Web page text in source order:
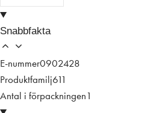
Snabbfakta
E-nummer0902428
Produktfamilj611
Antal i förpackningen 1